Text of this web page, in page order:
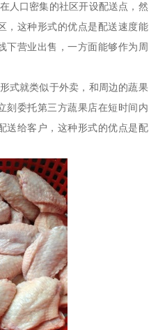
人口密集的社区开设配送点，然
，这种形式的优点是配送速度能
下营业出售，一方面能够作为周
式就类似于外卖，和周边的蔬果
刻委托第三方蔬果店在短时间内
送给客户，这种形式的优点是配